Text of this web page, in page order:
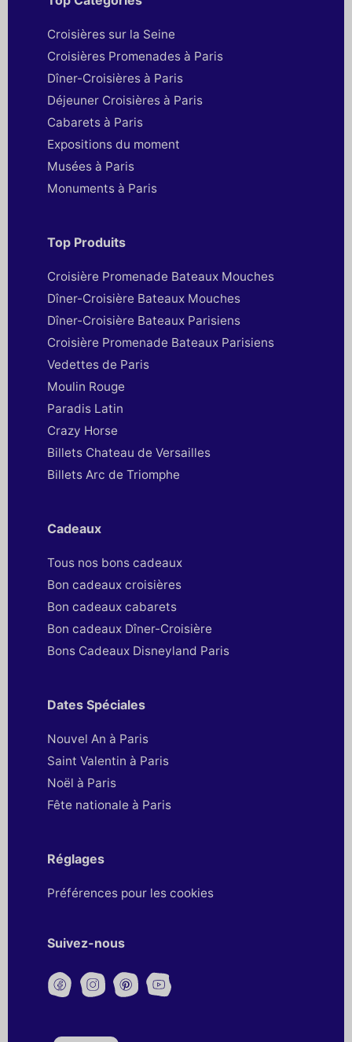
Croisières sur la Seine
Croisières Promenades à Paris
Dîner-Croisières à Paris
Déjeuner Croisières à Paris
Cabarets à Paris
Expositions du moment
Musées à Paris
Monuments à Paris
Top Produits
Croisière Promenade Bateaux Mouches
Dîner-Croisière Bateaux Mouches
Dîner-Croisière Bateaux Parisiens
Croisière Promenade Bateaux Parisiens
Vedettes de Paris
Moulin Rouge
Paradis Latin
Crazy Horse
Billets Chateau de Versailles
Billets Arc de Triomphe
Cadeaux
Tous nos bons cadeaux
Bon cadeaux croisières
Bon cadeaux cabarets
Bon cadeaux Dîner-Croisière
Bons Cadeaux Disneyland Paris
Dates Spéciales
Nouvel An à Paris
Saint Valentin à Paris
Noël à Paris
Fête nationale à Paris
Réglages
Préférences pour les cookies
Suivez-nous